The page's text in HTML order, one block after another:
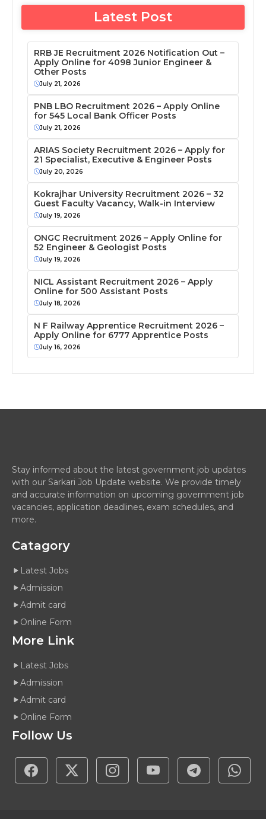
Latest Post
RRB JE Recruitment 2026 Notification Out –
Apply Online for 4098 Junior Engineer &
Other Posts
July 21, 2026
PNB LBO Recruitment 2026 – Apply Online
for 545 Local Bank Officer Posts
July 21, 2026
ARIAS Society Recruitment 2026 – Apply for
21 Specialist, Executive & Engineer Posts
July 20, 2026
Kokrajhar University Recruitment 2026 – 32
Guest Faculty Vacancy, Walk-in Interview
July 19, 2026
ONGC Recruitment 2026 – Apply Online for
52 Engineer & Geologist Posts
July 19, 2026
NICL Assistant Recruitment 2026 – Apply
Online for 500 Assistant Posts
July 18, 2026
N F Railway Apprentice Recruitment 2026 –
Apply Online for 6777 Apprentice Posts
July 16, 2026
Stay informed about the latest government job updates
with our Sarkari Job Update website. We provide timely
and accurate information on upcoming government job
vacancies, application deadlines, exam schedules, and
more.
Catagory
Latest Jobs
Admission
Admit card
Online Form
More Link
Latest Jobs
Admission
Admit card
Online Form
Follow Us